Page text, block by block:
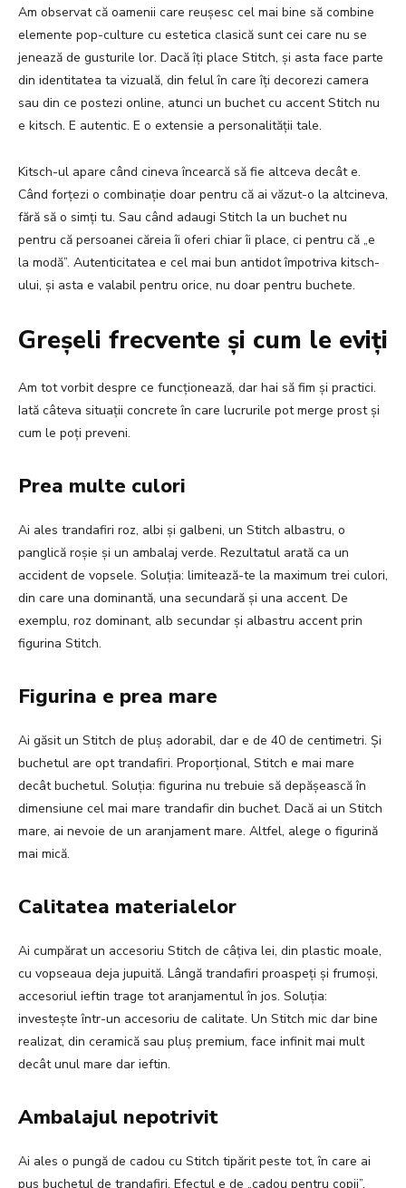
Am observat că oamenii care reușesc cel mai bine să combine
elemente pop-culture cu estetica clasică sunt cei care nu se
jenează de gusturile lor. Dacă îți place Stitch, și asta face parte
din identitatea ta vizuală, din felul în care îți decorezi camera
sau din ce postezi online, atunci un buchet cu accent Stitch nu
e kitsch. E autentic. E o extensie a personalității tale.
Kitsch-ul apare când cineva încearcă să fie altceva decât e.
Când forțezi o combinație doar pentru că ai văzut-o la altcineva,
fără să o simți tu. Sau când adaugi Stitch la un buchet nu
pentru că persoanei căreia îi oferi chiar îi place, ci pentru că „e
la modă”. Autenticitatea e cel mai bun antidot împotriva kitsch-
ului, și asta e valabil pentru orice, nu doar pentru buchete.
Greșeli frecvente și cum le eviți
Am tot vorbit despre ce funcționează, dar hai să fim și practici.
Iată câteva situații concrete în care lucrurile pot merge prost și
cum le poți preveni.
Prea multe culori
Ai ales trandafiri roz, albi și galbeni, un Stitch albastru, o
panglică roșie și un ambalaj verde. Rezultatul arată ca un
accident de vopsele. Soluția: limitează-te la maximum trei culori,
din care una dominantă, una secundară și una accent. De
exemplu, roz dominant, alb secundar și albastru accent prin
figurina Stitch.
Figurina e prea mare
Ai găsit un Stitch de pluș adorabil, dar e de 40 de centimetri. Și
buchetul are opt trandafiri. Proporțional, Stitch e mai mare
decât buchetul. Soluția: figurina nu trebuie să depășească în
dimensiune cel mai mare trandafir din buchet. Dacă ai un Stitch
mare, ai nevoie de un aranjament mare. Altfel, alege o figurină
mai mică.
Calitatea materialelor
Ai cumpărat un accesoriu Stitch de câțiva lei, din plastic moale,
cu vopseaua deja jupuită. Lângă trandafiri proaspeți și frumoși,
accesoriul ieftin trage tot aranjamentul în jos. Soluția:
investește într-un accesoriu de calitate. Un Stitch mic dar bine
realizat, din ceramică sau pluș premium, face infinit mai mult
decât unul mare dar ieftin.
Ambalajul nepotrivit
Ai ales o pungă de cadou cu Stitch tipărit peste tot, în care ai
pus buchetul de trandafiri. Efectul e de „cadou pentru copii”,